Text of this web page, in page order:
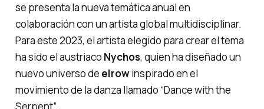
se presenta la nueva temática anual en
colaboración con un artista global multidisciplinar.
Para este 2023, el artista elegido para crear el tema
ha sido el austriaco Nychos, quien ha diseñado un
nuevo universo de elrowinspirado en el
movimiento de la danza llamado “Dance with the